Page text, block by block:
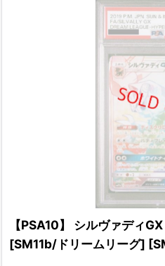
【PSA10】 シルヴァディ
[SM11b/ドリームリーグ]